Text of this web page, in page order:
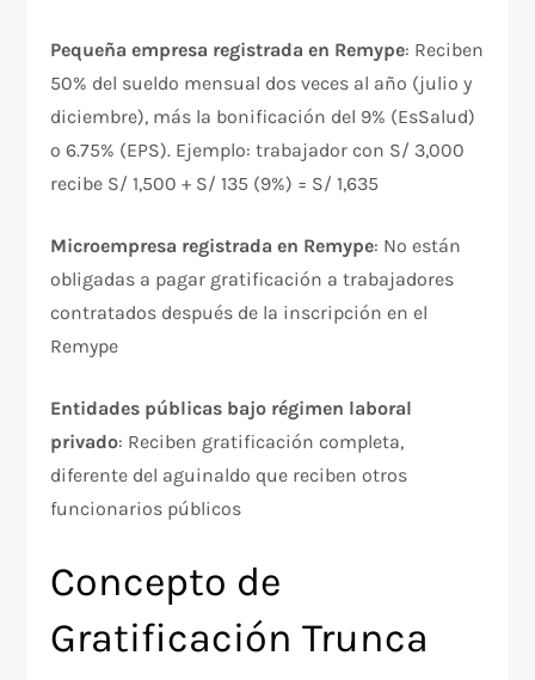
Pequeña empresa registrada en Remype: Reciben
50% del sueldo mensual dos veces al año (julio y
diciembre), más la bonificación del 9% (EsSalud)
o 6.75% (EPS). Ejemplo: trabajador con S/ 3,000
recibe S/ 1,500 + S/ 135 (9%) = S/ 1,635​
Microempresa registrada en Remype: No están
obligadas a pagar gratificación a trabajadores
contratados después de la inscripción en el
Remype​
Entidades públicas bajo régimen laboral
privado: Reciben gratificación completa,
diferente del aguinaldo que reciben otros
funcionarios públicos​
Concepto de
Gratificación Trunca